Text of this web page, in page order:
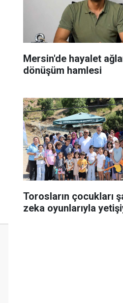
Mersin'de hayalet
dönüşüm hamlesi
Torosların çocukları
zeka oyunlarıyla